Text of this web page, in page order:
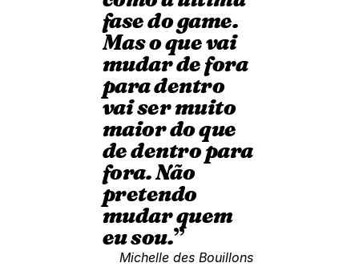
fase do game.
Mas o que vai
mudar de fora
para dentro
vai ser muito
maior do que
de dentro para
fora. Não
pretendo
mudar quem
eu sou.”
Michelle des Bouillons